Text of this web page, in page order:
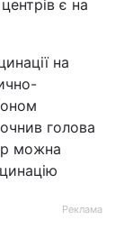
є на
на
голова
можна
Реклама